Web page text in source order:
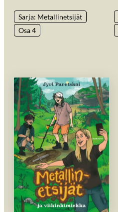
Sarja: Metallinetsijät
Osa 4